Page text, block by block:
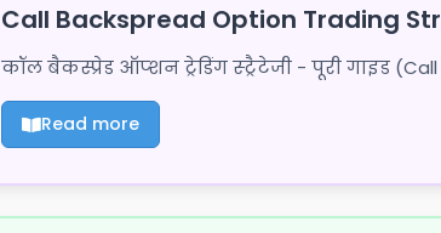
Call Backspread Option Trading
कॉल बैकस्प्रेड ऑप्शन ट्रेडिंग स्ट्रैटेजी - पूरी गाइड
Read more